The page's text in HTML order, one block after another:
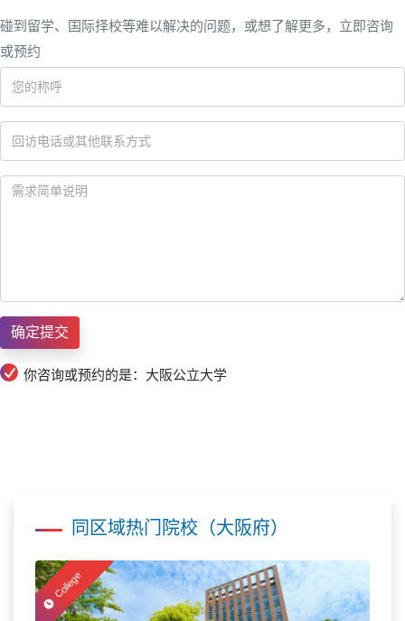
碰到留学、国际择校等难以解决的问题，或想了解更多，立即咨询
或预约
你咨询或预约的是：大阪公立大学
同区域热门院校（大阪府）
College